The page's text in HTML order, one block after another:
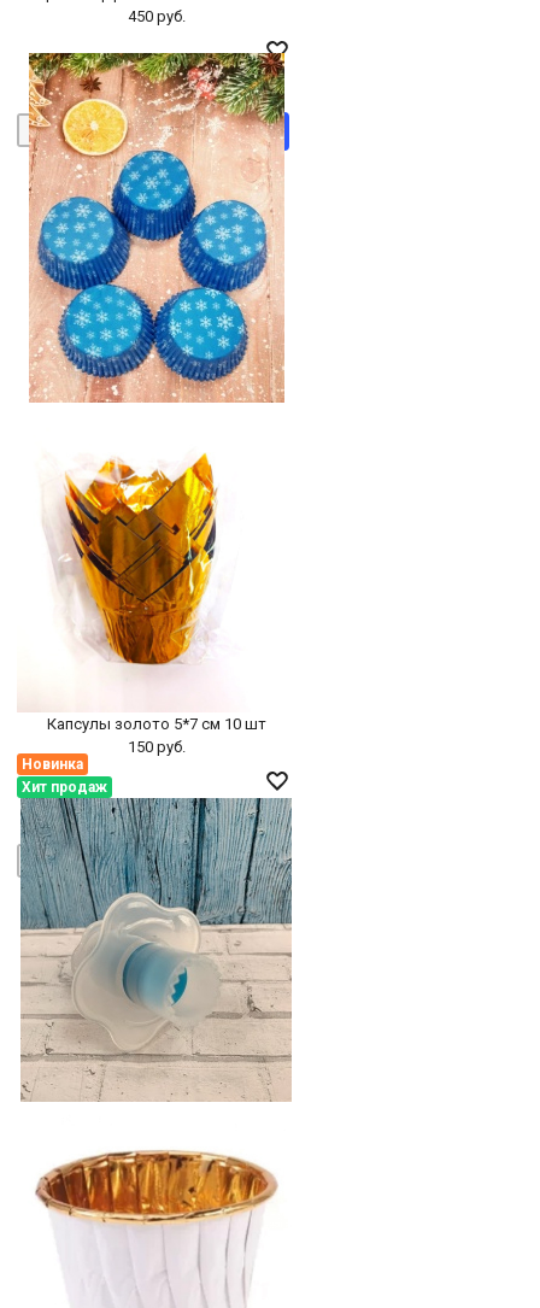
450 руб.
БЫСТРЫЙ ПРОСМОТР
- + В КОРЗИНУ
195 руб.
БЫСТРЫЙ ПРОСМОТР
+ В КОРЗИНУ
Капсулы золото 5*7 см 10 шт
150 руб.
БЫСТРЫЙ ПРОСМОТР
- + В КОРЗИНУ
Новинка
Хит продаж
Плунжер для вырезания серединки
из кекса
150 руб.
БЫСТРЫЙ ПРОСМОТР